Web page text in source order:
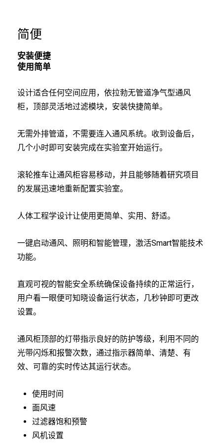
简便
安装便捷
使用简单
设计适合任何空间应用，依拉勃无管道净气型通风
柜，顶部灵活地过滤模块，安装快捷简单。
无需外排管道，不需要连入通风系统。收到设备后，
几个小时即可安装完成在实验室开始运行。
滚轮推车让通风柜容易移动，并且能够随着研究项目
的发展迅速地重新配置实验室。
人体工程学设计让使用更简单、实用、舒适。
一键启动通风、照明和智能管理，激活Smart智能技术
功能。
直观可视的智能安全系统确保设备持续的正常运行，
用户看一眼便可知晓设备运行状态，几秒钟即可更改
设置。
通风柜顶部的灯带指示良好的防护等级，利用不同的
光带闪烁和报警次数，通过指示器简单、清楚、有
效、可靠的实时传达其运行状态。
使用时间
面风速
过滤器饱和预警
风机设置